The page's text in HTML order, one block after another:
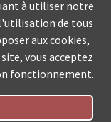
à utiliser notre
de tous
aux cookies,
vous acceptez
fonctionnement.